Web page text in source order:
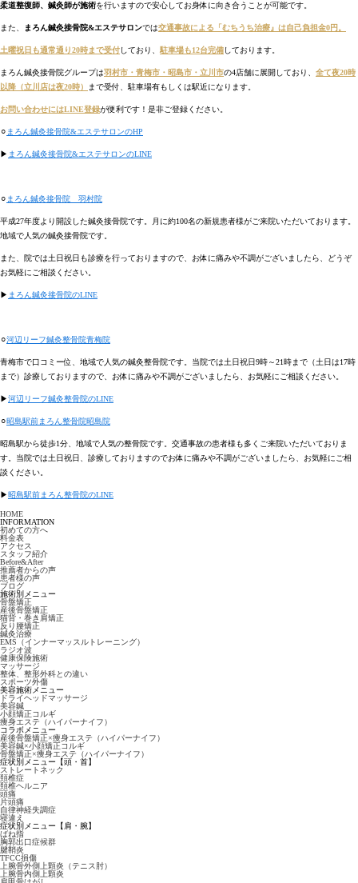
柔道整復師、鍼灸師が施術を行いますので安心してお身体に向き合うことが可能です。
また、 まろん鍼灸接骨院&エステサロンでは交通事故による「むちうち治療』は自己負担金0円。
土曜祝日も通常通り20時まで受付しており、 駐車場も12台完備しております。
まろん鍼灸接骨院グループは羽村市・青梅市・昭島市・立川市の4店舗に展開しており、 全て夜20時
以降（立川店は夜20時）
まで受付、駐車場有もしくは駅近になります。
お問い合わせにはLINE登録が便利です！是非ご登録ください。
⚪︎ まろん鍼灸接骨院&エステサロンのHP
▶︎ まろん鍼灸接骨院&エステサロンのLINE
⚪︎ まろん鍼灸接骨院 羽村院
平成27年度より開設した鍼灸接骨院です。月に約100名の新規患者様がご来院いただいております。
地域で人気の鍼灸接骨院です。
また、院では土日祝日も診療を行っておりますので、お体に痛みや不調がございましたら、どうぞ
お気軽にご相談ください。
▶︎ まろん鍼灸接骨院のLINE
⚪︎河辺リーフ鍼灸整骨院青梅院
青梅市で口コミー位、地域で人気の鍼灸整骨院です。当院では土日祝日9時～21時まで（土日は17時
まで）診療しておりますので、お体に痛みや不調がございましたら、お気軽にご相談ください。
▶︎河辺リーフ鍼灸整骨院のLINE
⚪︎昭島駅前まろん整骨院昭島院
昭島駅から徒歩1分、地域で人気の整骨院です。交通事故の患者様も多くご来院いただいておりま
す。当院では土日祝日、診療しておりますのでお体に痛みや不調がございましたら、お気軽にご相
談ください。
▶︎昭島駅前まろん整骨院のLINE
HOME
INFORMATION
初めての方へ
料金表
アクセス
スタッフ紹介
Before&After
推薦者からの声
患者様の声
ブログ
施術別メニュー
骨盤矯正
産後骨盤矯正
猫背・巻き肩矯正
反り腰矯正
鍼灸治療
EMS（インナーマッスルトレーニング）
ラジオ波
健康保険施術
マッサージ
整体、整形外科との違い
スポーツ外傷
美容施術メニュー
ドライヘッドマッサージ
美容鍼
小顔矯正コルギ
痩身エステ（ハイパーナイフ）
コラボメニュー
産後骨盤矯正×痩身エステ（ハイパーナイフ）
美容鍼×小顔矯正コルギ
骨盤矯正×痩身エステ（ハイパーナイフ）
症状別メニュー【頭・首】
ストレートネック
頚椎症
頚椎ヘルニア
頭痛
片頭痛
自律神経失調症
寝違え
症状別メニュー【肩・腕】
ばね指
胸郭出口症候群
腱鞘炎
TFCC損傷
上腕骨外側上顆炎（テニス肘）
上腕骨内側上顆炎